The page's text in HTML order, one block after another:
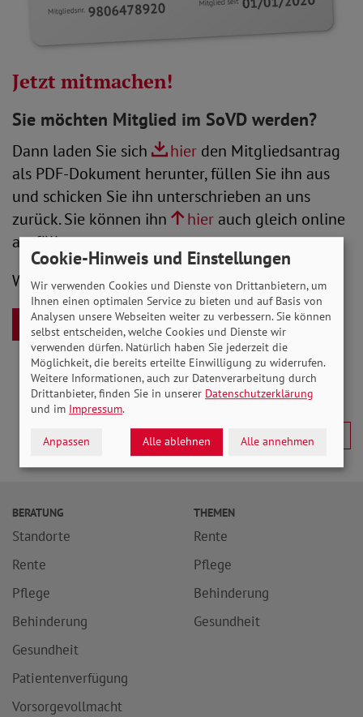
Jetzt mitmachen!
Sie möchten Mitglied im SoVD werden?
Dann laden Sie sich hier den Mitgliedsantrag
als PDF-Dokument herunter, füllen Sie ihn aus
und schicken Sie ihn unterschrieben an uns
zurück. Sie können ihn
hier auch gleich online
ausfüllen.
Wir freuen uns auf Sie!
Jetzt Mitglied werden
BERATUNG
Standorte
Rente
Pflege
Behinderung
Gesundheit
Patientenverfügung
Vorsorgevollmacht
THEMEN
Rente
Pflege
Behinderung
Gesundheit
Cookie-Hinweis und Einstellungen
Wir verwenden Cookies und Dienste von Drittanbietern, um
Ihnen einen optimalen Service zu bieten und auf Basis von
Analysen unsere Webseiten weiter zu verbessern. Sie können
selbst entscheiden, welche Cookies und Dienste wir
verwenden dürfen. Natürlich haben Sie jederzeit die
Möglichkeit, die bereits erteilte Einwilligung zu widerrufen.
Weitere Informationen, auch zur Datenverarbeitung durch
Drittanbieter, finden Sie in unserer Datenschutzerklärung
und im Impressum.
Anpassen Alle ablehnen Alle annehmen